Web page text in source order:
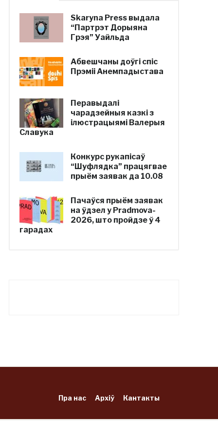
Skaryna Press выдала
“Партрэт Дорыяна
Грэя” Уайльда
Абвешчаны доўгі спіс
Прэміі Анемпадыстава
Перавыдалі
чарадзейныя казкі з
ілюстрацыямі Валерыя
Славука
Конкурс рукапісаў
“Шуфлядка” працягвае
прыём заявак да 10.08
Пачаўся прыём заявак
на ўдзел у Pradmova-
2026, што пройдзе ў 4
гарадах
Пра нас Архіў Кантакты